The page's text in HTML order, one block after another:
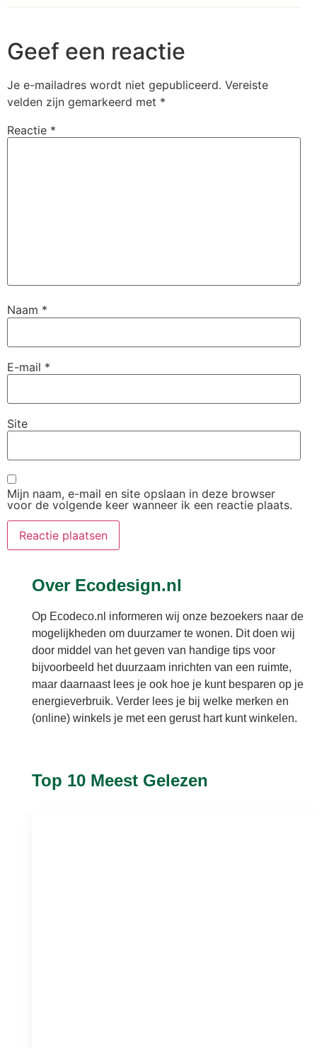
Geef een reactie
Je e-mailadres wordt niet gepubliceerd. Vereiste
velden zijn gemarkeerd met *
Reactie *
Naam *
E-mail *
Site
Mijn naam, e-mail en site opslaan in deze browser
voor de volgende keer wanneer ik een reactie plaats.
Over Ecodesign.nl
Op Ecodeco.nl informeren wij onze bezoekers naar de
mogelijkheden om duurzamer te wonen. Dit doen wij
door middel van het geven van handige tips voor
bijvoorbeeld het duurzaam inrichten van een ruimte,
maar daarnaast lees je ook hoe je kunt besparen op je
energieverbruik. Verder lees je bij welke merken en
(online) winkels je met een gerust hart kunt winkelen.
Top 10 Meest Gelezen